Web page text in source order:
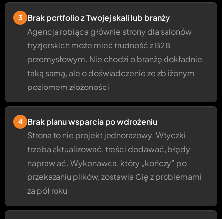
3
Brak portfolio z Twojej skali lub branży
Agencja robiąca głównie strony dla salonów
fryzjerskich może mieć trudność z B2B
przemysłowym. Nie chodzi o branżę dokładnie
taką samą, ale o doświadczenie ze zbliżonym
poziomem złożoności
4
Brak planu wsparcia po wdrożeniu
Strona to nie projekt jednorazowy. Wtyczki
trzeba aktualizować, treści dodawać, błędy
naprawiać. Wykonawca, który „kończy” po
przekazaniu plików, zostawia Cię z problemami
za pół roku